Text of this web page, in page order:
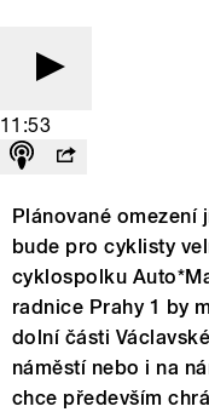
11:53
Plánované omezení
bude pro cyklisty
cyklospolku
radnice Prahy 1 by
dolní části
náměstí nebo i na
chce především